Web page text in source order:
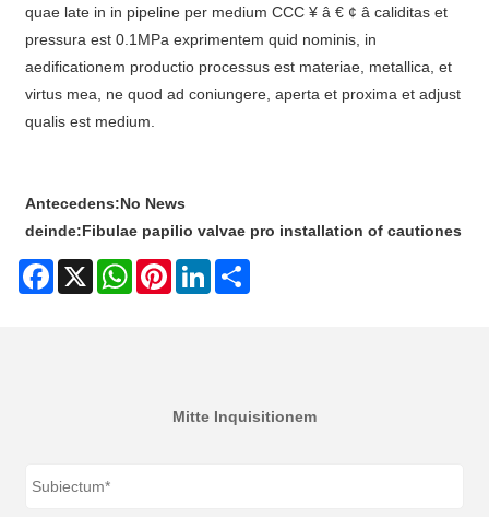
quae late in in pipeline per medium CCC ¥ â € ¢ â caliditas et
pressura est 0.1MPa exprimentem quid nominis, in
aedificationem productio processus est materiae, metallica, et
virtus mea, ne quod ad coniungere, aperta et proxima et adjust
qualis est medium.
Antecedens:No News
deinde:Fibulae papilio valvae pro installation of cautiones
Facebook
X WhatsAppPinterestLinkedIn
Mitte Inquisitionem